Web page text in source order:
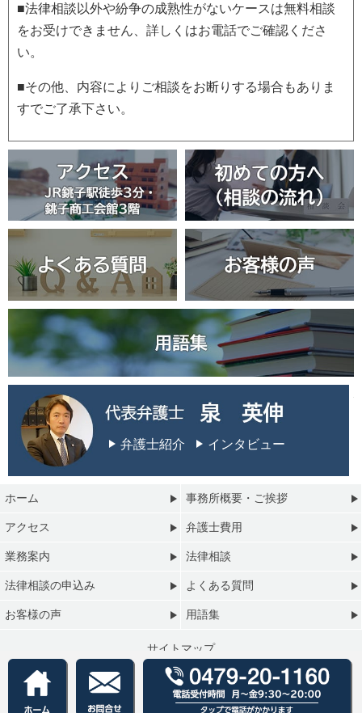
■法律相談以外や紛争の成熟性がないケースは無料相談
をお受けできません、詳しくはお電話でご確認くださ
い。
■その他、内容によりご相談をお断りする場合もありま
すでご了承下さい。
弁護士紹介 インタビュー
ホーム 事務所概要・ご挨拶
アクセス 弁護士費用
業務案内 法律相談
法律相談の申込み よくある質問
お客様の声 用語集
サイトマップ
プライバシーポリシー